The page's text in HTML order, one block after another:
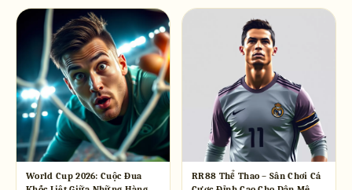
World Cup 2026: Cuộc Đua
RR88 Thể Thao – Sân Chơi Cá